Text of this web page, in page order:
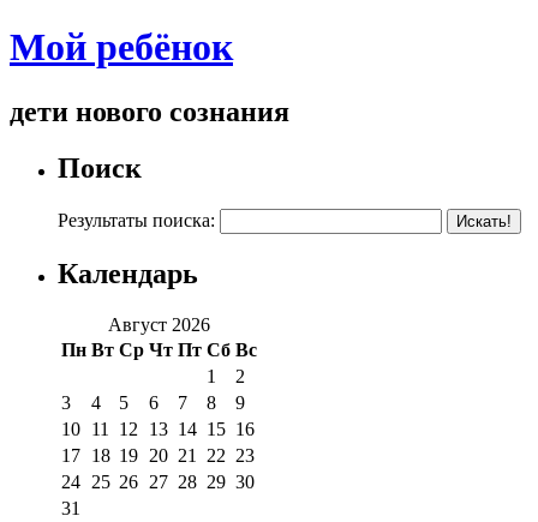
Мой ребёнок
дети нового сознания
Поиск
Результаты поиска:
Календарь
Август 2026
Пн Вт Ср Чт Пт Сб Вс
1
2
3
4 5 6 7 8
9
10 11 12 13 14 15 16
17 18 19 20 21 22 23
24 25 26 27 28 29 30
31